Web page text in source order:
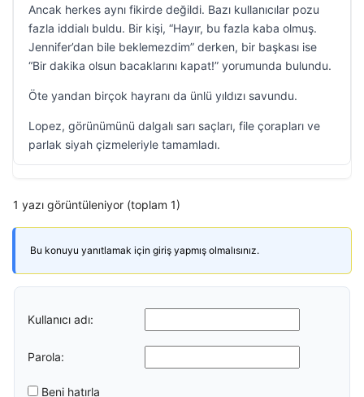
Ancak herkes aynı fikirde değildi. Bazı kullanıcılar pozu
fazla iddialı buldu. Bir kişi, “Hayır, bu fazla kaba olmuş.
Jennifer’dan bile beklemezdim” derken, bir başkası ise
“Bir dakika olsun bacaklarını kapat!” yorumunda bulundu.
Öte yandan birçok hayranı da ünlü yıldızı savundu.
Lopez, görünümünü dalgalı sarı saçları, file çorapları ve
parlak siyah çizmeleriyle tamamladı.
1 yazı görüntüleniyor (toplam 1)
Bu konuyu yanıtlamak için giriş yapmış olmalısınız.
Kullanıcı adı:
Parola:
Beni hatırla